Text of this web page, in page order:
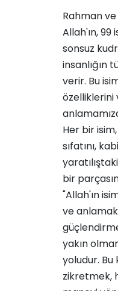
Rahman
Allah'ın,
sonsuz
insanlığın
verir. Bu
özelliklerini
Her bir
sıfatını,
bir
"Allah'ın
ve
yakın
yoludur. Bu
zikretmek,